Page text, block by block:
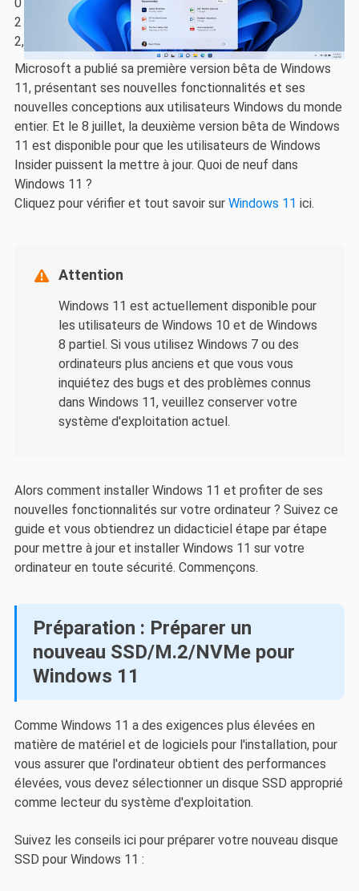
2
2,
Microsoft a publié sa première version bêta de Windows
11, présentant ses nouvelles fonctionnalités et ses
nouvelles conceptions aux utilisateurs Windows du monde
entier. Et le 8 juillet, la deuxième version bêta de Windows
11 est disponible pour que les utilisateurs de Windows
Insider puissent la mettre à jour. Quoi de neuf dans
Windows 11 ?
Cliquez pour vérifier et tout savoir sur Windows 11 ici.
 Attention
Windows 11 est actuellement disponible pour
les utilisateurs de Windows 10 et de Windows
8 partiel. Si vous utilisez Windows 7 ou des
ordinateurs plus anciens et que vous vous
inquiétez des bugs et des problèmes connus
dans Windows 11, veuillez conserver votre
système d'exploitation actuel.
Alors comment installer Windows 11 et profiter de ses
nouvelles fonctionnalités sur votre ordinateur ? Suivez ce
guide et vous obtiendrez un didacticiel étape par étape
pour mettre à jour et installer Windows 11 sur votre
ordinateur en toute sécurité. Commençons.
Préparation : Préparer un
nouveau SSD/M.2/NVMe pour
Windows 11
Comme Windows 11 a des exigences plus élevées en
matière de matériel et de logiciels pour l'installation, pour
vous assurer que l'ordinateur obtient des performances
élevées, vous devez sélectionner un disque SSD approprié
comme lecteur du système d'exploitation.
Suivez les conseils ici pour préparer votre nouveau disque
SSD pour Windows 11 :